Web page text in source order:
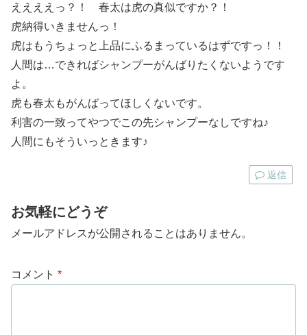
ええええっ？！ 春太は虎の真似ですか？！
虎納得いきませんっ！
虎はもうちょっと上品にふるまっているはずですっ！！
人間は…できればシャンプーがんばりたくないようです
よ。
虎も春太もがんばってほしくないです。
利害の一致ってやつでこの先シャンプーなしですね♪
人間にもそういっときます♪
返信
お気軽にどうぞ
メールアドレスが公開されることはありません。
コメント *